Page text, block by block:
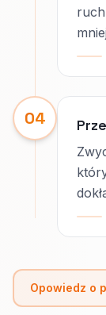
04
Opowiedz o